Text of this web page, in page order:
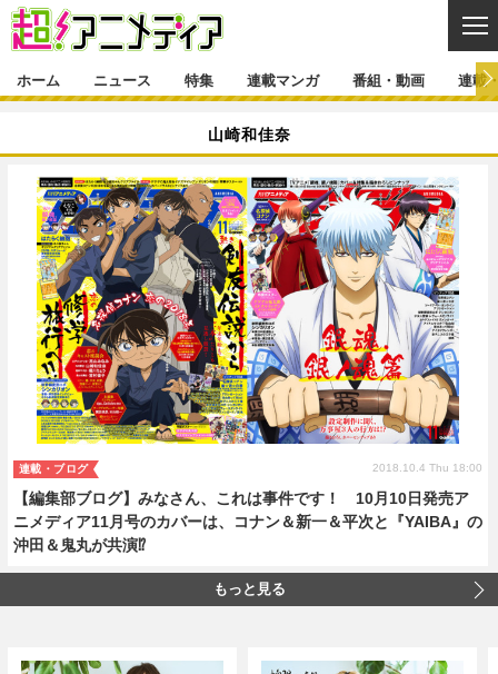
ゲーム・アプリ マンガ
映画 音楽
グッズ イベント
声優 コスプレ
舞台 新帝スタ
特集
特集一覧 カバー
インタビュー レポート
ラキりす
連載マンガ
連載マンガ一覧 連載一覧
番組・動画
番組・動画一覧 ラジオ
動画
連載・ブログ
連載・ブログ一覧 コラム
編集部ブログ・お知らせ
ホーム ニュース 特集 連載マンガ 番組・動画 連載
山崎和佳奈
【編集部ブログ】みなさん、これは事件です！ 10月10日発売ア
ニメディア11月号のカバーは、コナン＆新一＆平次と『YAIBA』の
沖田＆鬼丸が共演⁉
連載・ブログ 2018.10.4 Thu 18:00
もっと見る